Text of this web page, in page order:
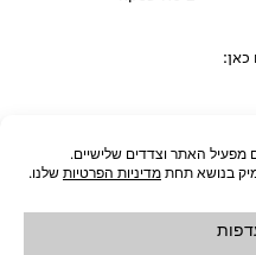
כאן:
כולם?